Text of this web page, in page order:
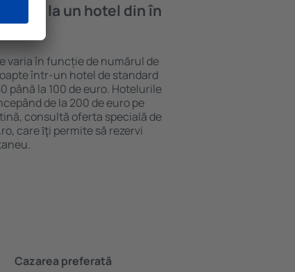
la un hotel din în
varia în funcție de numărul de
într-un hotel de standard
până la 100 de euro. Hotelurile
de la 200 de euro pe
consultă oferta specială de
care ȋţi permite să rezervi
Cazarea preferată